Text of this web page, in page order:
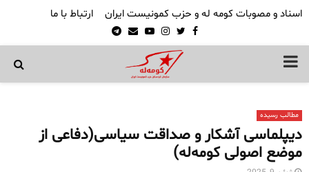
اسناد و مصوبات کومه له و حزب کمونیست ایران ارتباط با ما
Facebook
Twitter
Instagram
Youtube
Email
Telegram
PRIMARY
مطالب رسیده
دیپلماسی آشکار و صداقت سیاسی(دفاعی از
موضع اصولی کومه‌له)